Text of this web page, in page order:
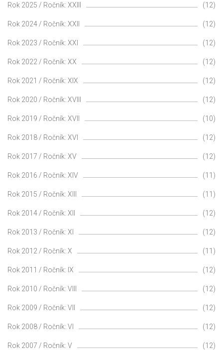
Rok 2025 / Ročník: XXIII (12)
Rok 2024 / Ročník: XXII (12)
Rok 2023 / Ročník: XXI (12)
Rok 2022 / Ročník: XX (12)
Rok 2021 / Ročník: XIX (12)
Rok 2020 / Ročník: XVIII (12)
Rok 2019 / Ročník: XVII (10)
Rok 2018 / Ročník: XVI (12)
Rok 2017 / Ročník: XV (12)
Rok 2016 / Ročník: XIV (11)
Rok 2015 / Ročník: XIII (11)
Rok 2014 / Ročník: XII (12)
Rok 2013 / Ročník: XI (12)
Rok 2012 / Ročník: X (11)
Rok 2011 / Ročník: IX (12)
Rok 2010 / Ročník: VIII (12)
Rok 2009 / Ročník: VII (12)
Rok 2008 / Ročník: VI (12)
Rok 2007 / Ročník: V (12)